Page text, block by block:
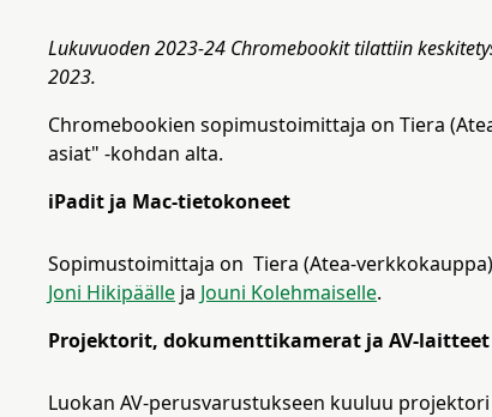
Lukuvuoden 2023-24 Chromebookit tilattiin
2023.
Chromebookien sopimustoimittaja on Tiera
asiat" -kohdan alta.
iPadit ja Mac-tietokoneet
Sopimustoimittaja on Tiera (Atea-
Joni Hikipäälle ja Jouni Kolehmaiselle.
Projektorit, dokumenttikamerat ja AV-laitteet
Luokan AV-perusvarustukseen kuuluu